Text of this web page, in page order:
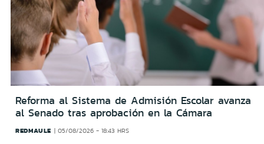
Reforma al Sistema de Admisión Escolar avanza
al Senado tras aprobación en la Cámara
REDMAULE 05/08/2026 - 18:43 HRS